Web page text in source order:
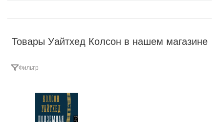
Товары Уайтхед Колсон в нашем магазине
Фильтр